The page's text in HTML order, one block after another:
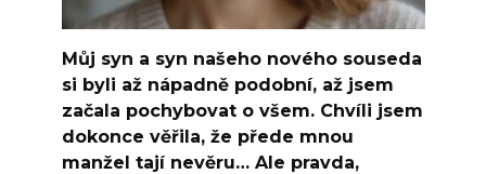
Můj syn a syn našeho nového souseda
si byli až nápadně podobní, až jsem
začala pochybovat o všem. Chvíli jsem
dokonce věřila, že přede mnou
manžel tají nevěru… Ale pravda,